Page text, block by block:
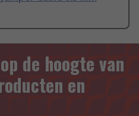
de hoogte van
en